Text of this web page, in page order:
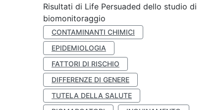
Risultati di Life Persuaded dello studio di
biomonitoraggio
CONTAMINANTI CHIMICI
EPIDEMIOLOGIA
FATTORI DI RISCHIO
DIFFERENZE DI GENERE
TUTELA DELLA SALUTE